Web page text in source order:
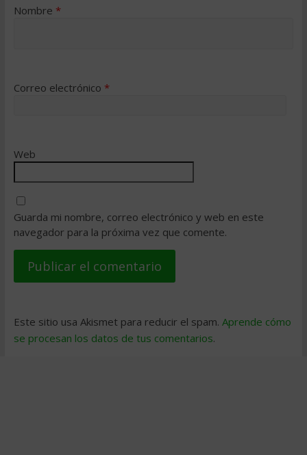
Nombre *
Correo electrónico *
Web
Guarda mi nombre, correo electrónico y web en este
navegador para la próxima vez que comente.
Este sitio usa Akismet para reducir el spam. Aprende cómo
se procesan los datos de tus comentarios.